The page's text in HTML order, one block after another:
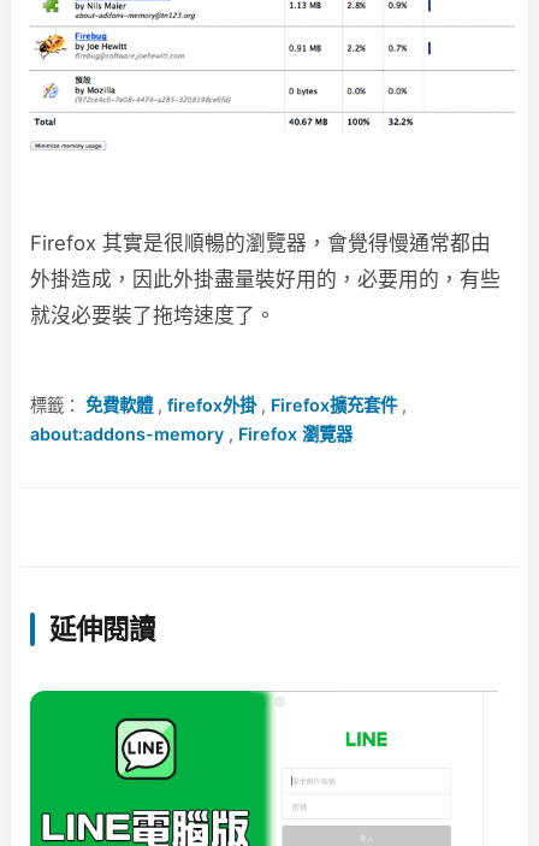
Firefox 其實是很順暢的瀏覽器，會覺得慢通常都由
外掛造成，因此外掛盡量裝好用的，必要用的，有些
就沒必要裝了拖垮速度了。
標籤： 免費軟體, firefox外掛, Firefox擴充套件,
about:addons-memory , Firefox 瀏覽器
延伸閱讀